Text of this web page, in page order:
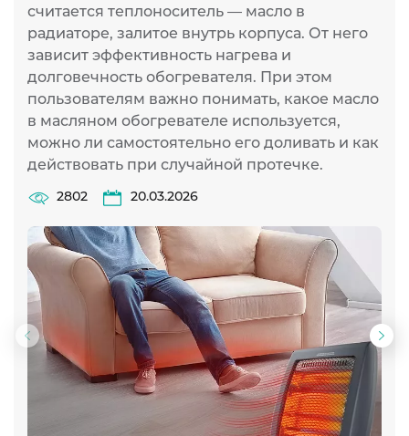
считается теплоноситель — масло в
радиаторе, залитое внутрь корпуса. От него
зависит эффективность нагрева и
долговечность обогревателя. При этом
пользователям важно понимать, какое масло
в масляном обогревателе используется,
можно ли самостоятельно его доливать и как
действовать при случайной протечке.
2802 20.03.2026
Предыдущий
слайд